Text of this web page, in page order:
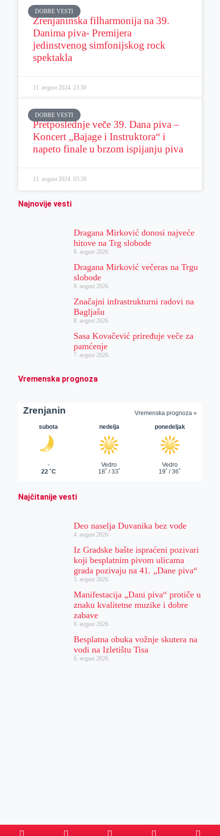
DOBRE VESTI
Zrenjaninska filharmonija na 39.
Danima piva- Premijera
jedinstvenog simfonijskog rock
spektakla
11. avgust 2024. 23:50
DOBRE VESTI
Pretposlednje veče 39. Dana piva –
Koncert „Bajage i Instruktora“ i
napeto finale u brzom ispijanju piva
11. avgust 2024. 03:20
Najnovije vesti
Dragana Mirković donosi najveće
hitove na Trg slobode
8. avgust 2026.
Dragana Mirković večeras na Trgu
slobode
8. avgust 2026.
Značajni infrastrukturni radovi na
Bagljašu
8. avgust 2026.
Sasa Kovačević priređuje veče za
pamćenje
7. avgust 2026.
Vremenska prognoza
Najčitanije vesti
Deo naselja Duvanika bez vode
4. avgust 2026.
Iz Gradske bašte ispraćeni pozivari
koji besplatnim pivom ulicama
grada pozivaju na 41. „Dane piva“
5. avgust 2026.
Manifestacija „Dani piva“ protiče u
znaku kvalitetne muzike i dobre
zabave
6. avgust 2026.
Besplatna obuka vožnje skutera na
vodi na Izletištu Tisa
6. avgust 2026.